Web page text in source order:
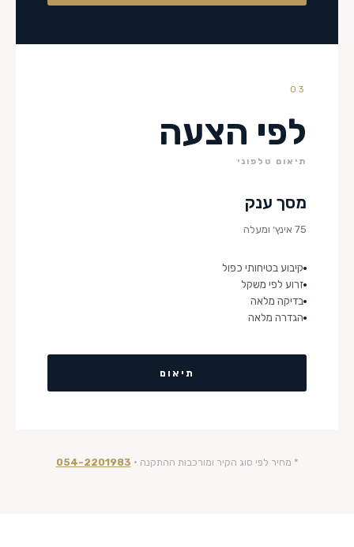
03
לפי הצעה
תיאום טלפוני
מסך ענק
75 אינץ׳ ומעלה
קיבוע בטיחותי כפול
זרוע לפי משקל
בדיקה מלאה
הגדרה מלאה
תיאום
* מחיר לפי סוג הקיר ומורכבות ההתקנה · 054-2201983